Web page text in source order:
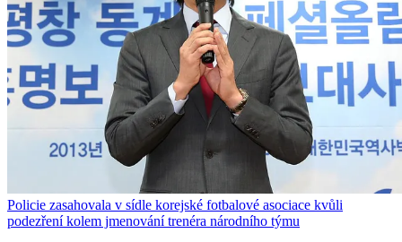
Policie zasahovala v sídle korejské fotbalové asociace kvůli
podezření kolem jmenování trenéra národního týmu